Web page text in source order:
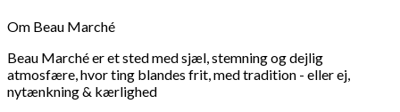
Om Beau Marché
Beau Marché er et sted med sjæl, stemning og dejlig
atmosfære, hvor ting blandes frit, med tradition - eller ej,
nytænkning & kærlighed